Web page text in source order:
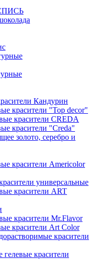
Кандурин
красители "Top decor"
красители CREDA
красители "Creda"
золото, серебро и
красители Americolor
универсальные
красители ART
красители Mr.Flavor
красители Art Color
красители
красители